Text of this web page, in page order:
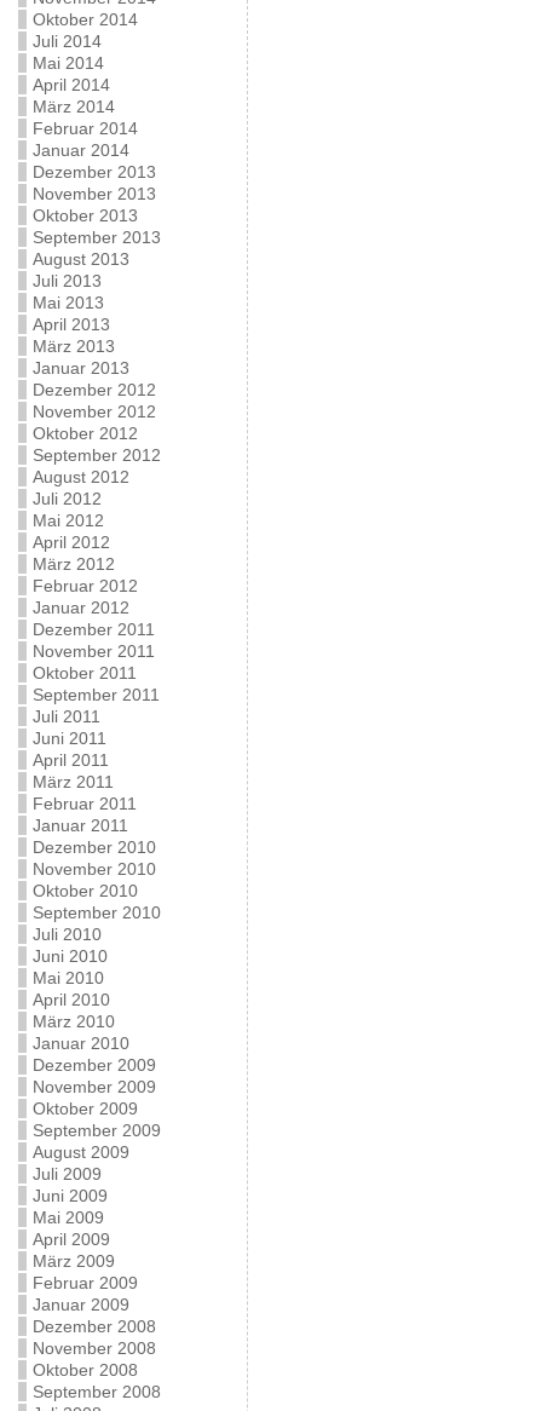
Oktober 2014
Juli 2014
Mai 2014
April 2014
März 2014
Februar 2014
Januar 2014
Dezember 2013
November 2013
Oktober 2013
September 2013
August 2013
Juli 2013
Mai 2013
April 2013
März 2013
Januar 2013
Dezember 2012
November 2012
Oktober 2012
September 2012
August 2012
Juli 2012
Mai 2012
April 2012
März 2012
Februar 2012
Januar 2012
Dezember 2011
November 2011
Oktober 2011
September 2011
Juli 2011
Juni 2011
April 2011
März 2011
Februar 2011
Januar 2011
Dezember 2010
November 2010
Oktober 2010
September 2010
Juli 2010
Juni 2010
Mai 2010
April 2010
März 2010
Januar 2010
Dezember 2009
November 2009
Oktober 2009
September 2009
August 2009
Juli 2009
Juni 2009
Mai 2009
April 2009
März 2009
Februar 2009
Januar 2009
Dezember 2008
November 2008
Oktober 2008
September 2008